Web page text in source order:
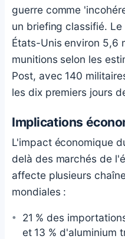
guerre comme
un briefing classifié.
États-Unis environ 5,6
munitions selon les
Post, avec 140
les dix premiers jours
Implications
L'impact économique
delà des marchés de
affecte plusieurs
mondiales :
21 % des
et 13 % d'aluminium